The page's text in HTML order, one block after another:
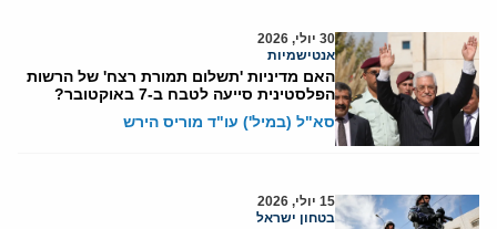
30 יולי, 2026
אנטישמיות
האם מדיניות 'תשלום תמורת רצח' של הרשות
הפלסטינית סייעה לטבח ב-7 באוקטובר?
סא"ל (במיל') עו"ד מוריס הירש
15 יולי, 2026
בטחון ישראל